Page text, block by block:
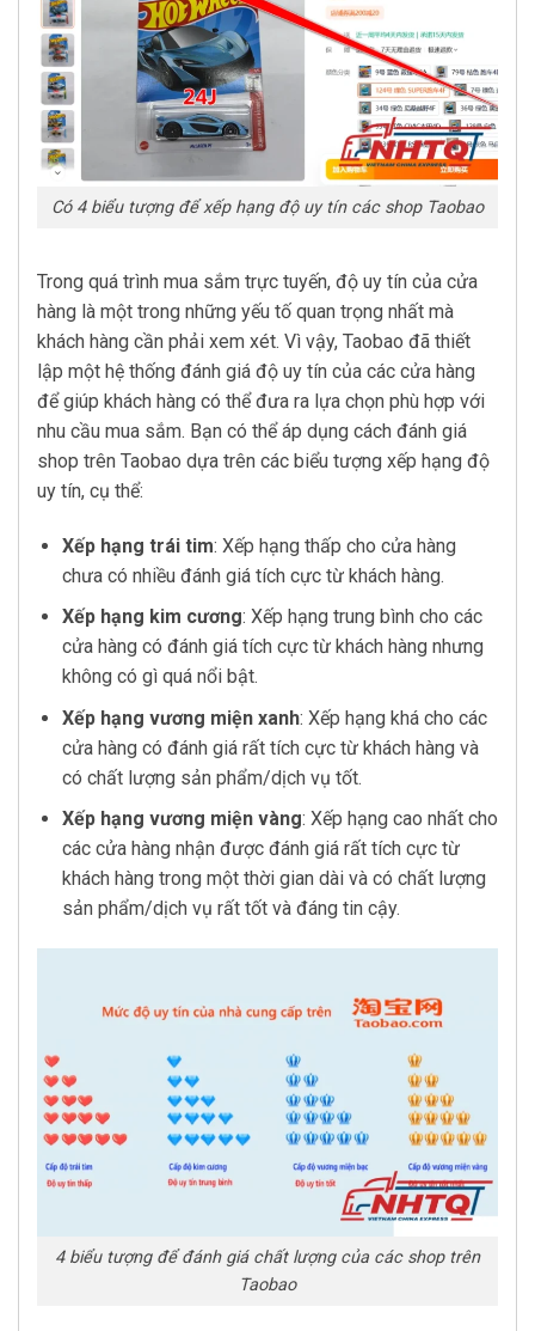
Có 4 biểu tượng để xếp hạng độ uy tín các shop Taobao
Trong quá trình mua sắm trực tuyến, độ uy tín của cửa
hàng là một trong những yếu tố quan trọng nhất mà
khách hàng cần phải xem xét. Vì vậy, Taobao đã thiết
lập một hệ thống đánh giá độ uy tín của các cửa hàng
để giúp khách hàng có thể đưa ra lựa chọn phù hợp với
nhu cầu mua sắm. Bạn có thể áp dụng cách đánh giá
shop trên Taobao dựa trên các biểu tượng xếp hạng độ
uy tín, cụ thể:
Xếp hạng trái tim: Xếp hạng thấp cho cửa hàng
chưa có nhiều đánh giá tích cực từ khách hàng.
Xếp hạng kim cương: Xếp hạng trung bình cho các
cửa hàng có đánh giá tích cực từ khách hàng nhưng
không có gì quá nổi bật.
Xếp hạng vương miện xanh: Xếp hạng khá cho các
cửa hàng có đánh giá rất tích cực từ khách hàng và
có chất lượng sản phẩm/dịch vụ tốt.
Xếp hạng vương miện vàng: Xếp hạng cao nhất cho
các cửa hàng nhận được đánh giá rất tích cực từ
khách hàng trong một thời gian dài và có chất lượng
sản phẩm/dịch vụ rất tốt và đáng tin cậy.
4 biểu tượng để đánh giá chất lượng của các shop trên
Taobao